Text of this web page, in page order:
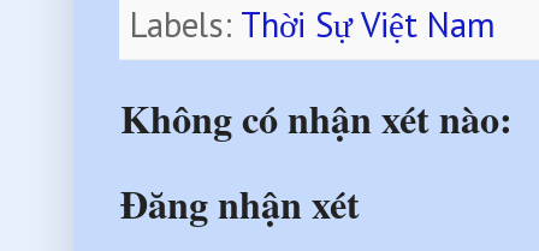
Labels: Thời Sự Việt Nam
Không có nhận xét nào:
Đăng nhận xét